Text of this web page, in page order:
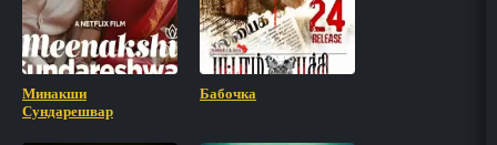
Минакши
Сундарешвар
Бабочка